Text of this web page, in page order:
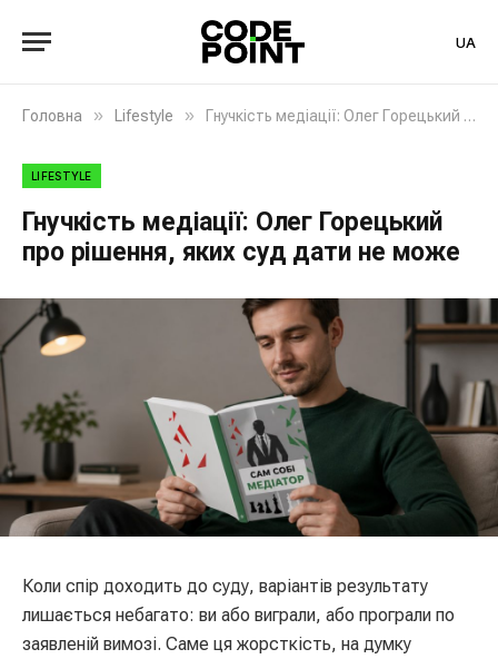
UA
Головна » Lifestyle » Гнучкість медіації: Олег Горецький про рішення, яких суд дати не може
LIFESTYLE
Гнучкість медіації: Олег Горецький
про рішення, яких суд дати не може
Коли спір доходить до суду, варіантів результату
лишається небагато: ви або виграли, або програли по
заявленій вимозі. Саме ця жорсткість, на думку